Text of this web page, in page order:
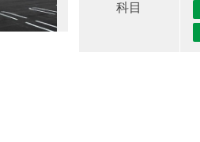
科目